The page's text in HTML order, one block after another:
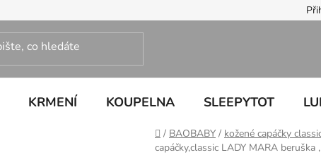
KRMENÍ KOUPELNA SLEEPYTOT
Domů
/ BAOBABY / kožené capáčky
capáčky,classic LADY MARA beruška